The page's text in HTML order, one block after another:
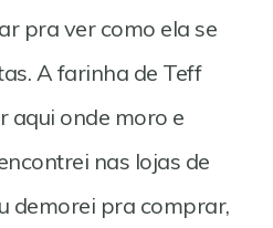
pra ver como ela se
A farinha de Teff
aqui onde moro e
nas lojas de
demorei pra comprar,